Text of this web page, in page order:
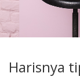
Harisnya